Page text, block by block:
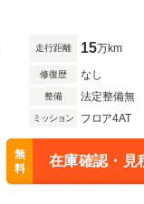
走行距離 15万km
修復歴 なし
整備 法定整備無
ミッション フロア4AT
無
料
在庫確認・見